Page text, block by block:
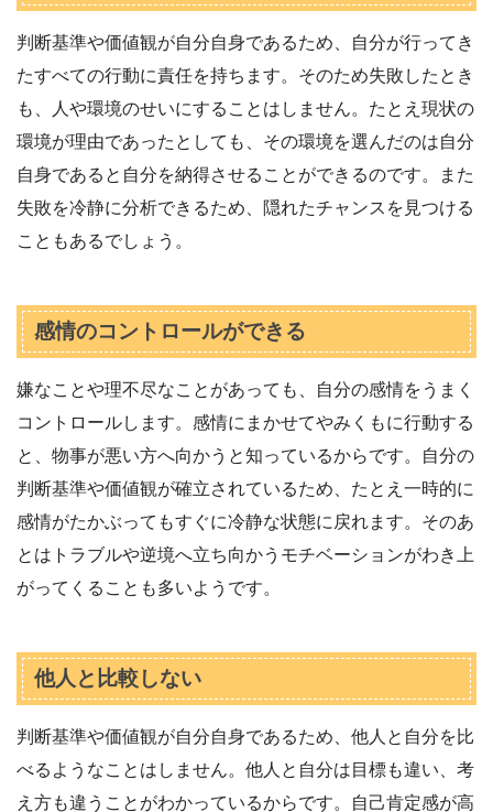
判断基準や価値観が自分自身であるため、自分が行ってき
たすべての行動に責任を持ちます。そのため失敗したとき
も、人や環境のせいにすることはしません。たとえ現状の
環境が理由であったとしても、その環境を選んだのは自分
自身であると自分を納得させることができるのです。また
失敗を冷静に分析できるため、隠れたチャンスを見つける
こともあるでしょう。
感情のコントロールができる
嫌なことや理不尽なことがあっても、自分の感情をうまく
コントロールします。感情にまかせてやみくもに行動する
と、物事が悪い方へ向かうと知っているからです。自分の
判断基準や価値観が確立されているため、たとえ一時的に
感情がたかぶってもすぐに冷静な状態に戻れます。そのあ
とはトラブルや逆境へ立ち向かうモチベーションがわき上
がってくることも多いようです。
他人と比較しない
判断基準や価値観が自分自身であるため、他人と自分を比
べるようなことはしません。他人と自分は目標も違い、考
え方も違うことがわかっているからです。自己肯定感が高